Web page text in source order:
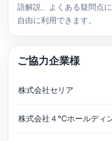
語解説、よくある疑問点
自由に利用できます。
ご協力企業様
株式会社セリア
株式会社４℃ホールディ